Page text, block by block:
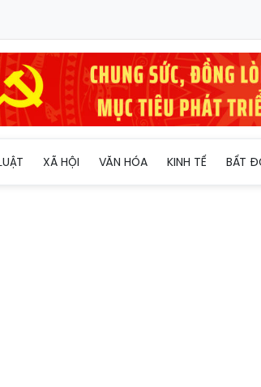
XÃ HỘI VĂN HÓA KINH TẾ BẤT